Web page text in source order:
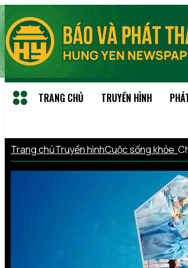
TRANG CHỦ TRUYỀN HÌNH
Trang chủTruyền hìnhCuộc sống khỏe